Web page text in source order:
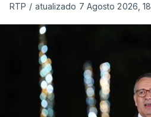
O Preisdente deixa, no
avisos:uma reforma desta
como primeiro critério a
e "nenhum processo de
traduzir-se numa
social".
RTP / atualizado 7 Agosto 2026,